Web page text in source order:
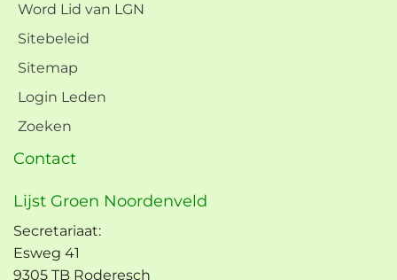
Word Lid van LGN
Sitebeleid
Sitemap
Login Leden
Zoeken
Contact
Lijst Groen Noordenveld
Secretariaat:
Esweg 41
9305 TB Roderesch